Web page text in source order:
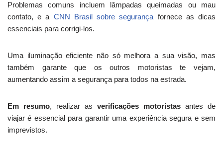
Problemas comuns incluem lâmpadas queimadas ou mau
contato, e a CNN Brasil sobre segurança fornece as dicas
essenciais para corrigi-los.
Uma iluminação eficiente não só melhora a sua visão, mas
também garante que os outros motoristas te vejam,
aumentando assim a segurança para todos na estrada.
Em resumo, realizar as verificações motoristas antes de
viajar é essencial para garantir uma experiência segura e sem
imprevistos.